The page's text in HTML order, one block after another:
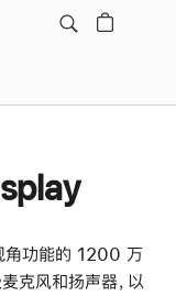
角功能的 1200 万
克风和扬声器，以